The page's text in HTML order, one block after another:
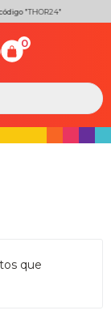
"THOR24"
0
que